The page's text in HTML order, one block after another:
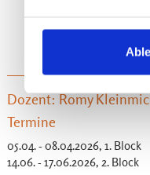
Ganzkörpermassage
Dozent: Romy
Termine
05.04. - 08.04.2026, 1. Block
14.06. - 17.06.2026, 2. Block